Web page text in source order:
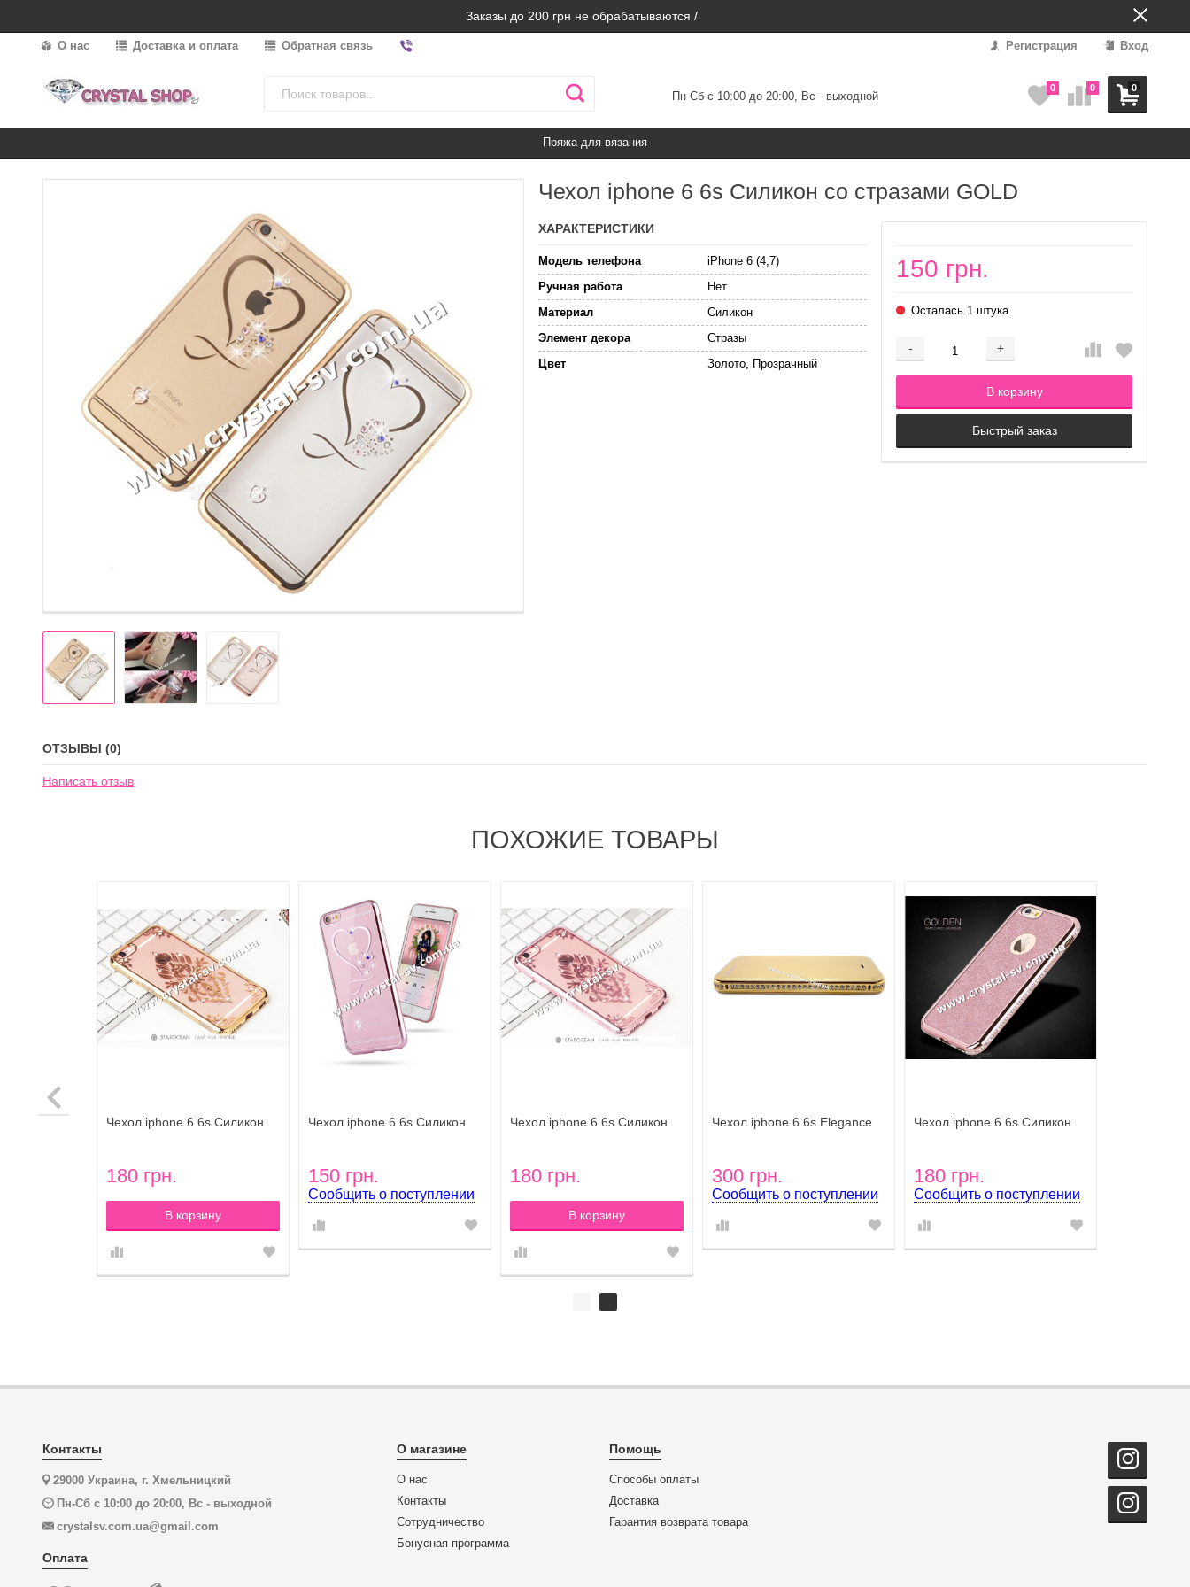
Заказы до 200 грн не обрабатываются /
О нас Доставка и оплата Обратная связь Регистрация Вход
Пн-Сб с 10:00 до 20:00, Вс - выходной
0
0 0
Пряжа для вязания
Чехол iphone 6 6s Силикон со стразами GOLD
150 грн.
Осталась 1 штука
- +
Добавляется...
В корзину
Добавлен
Быстрый заказ
ХАРАКТЕРИСТИКИ
Модель телефона
iPhone 6 (4,7)
Ручная работа
Нет
Материал
Силикон
Элемент декора
Стразы
Цвет
Золото, Прозрачный
ОТЗЫВЫ (0)
Написать отзыв
ПОХОЖИЕ ТОВАРЫ
Чехол iphone 6 6s Силикон
180 грн.
В корзину
Чехол iphone 6 6s Силикон
150 грн.
Сообщить о поступлении
Чехол iphone 6 6s Силикон
180 грн.
В корзину
Чехол iphone 6 6s Elegance
300 грн.
Сообщить о поступлении
Чехол iphone 6 6s Силикон
180 грн.
Сообщить о поступлении
Контакты
29000 Украина, г. Хмельницкий
Пн-Сб с 10:00 до 20:00, Вс - выходной
crystalsv.com.ua@gmail.com
Оплата
О магазине
О нас
Контакты
Сотрудничество
Бонусная программа
Помощь
Способы оплаты
Доставка
Гарантия возврата товара